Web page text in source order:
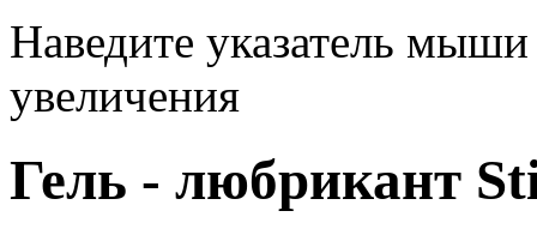
Наведите указатель
увеличения
Гель - любрикант